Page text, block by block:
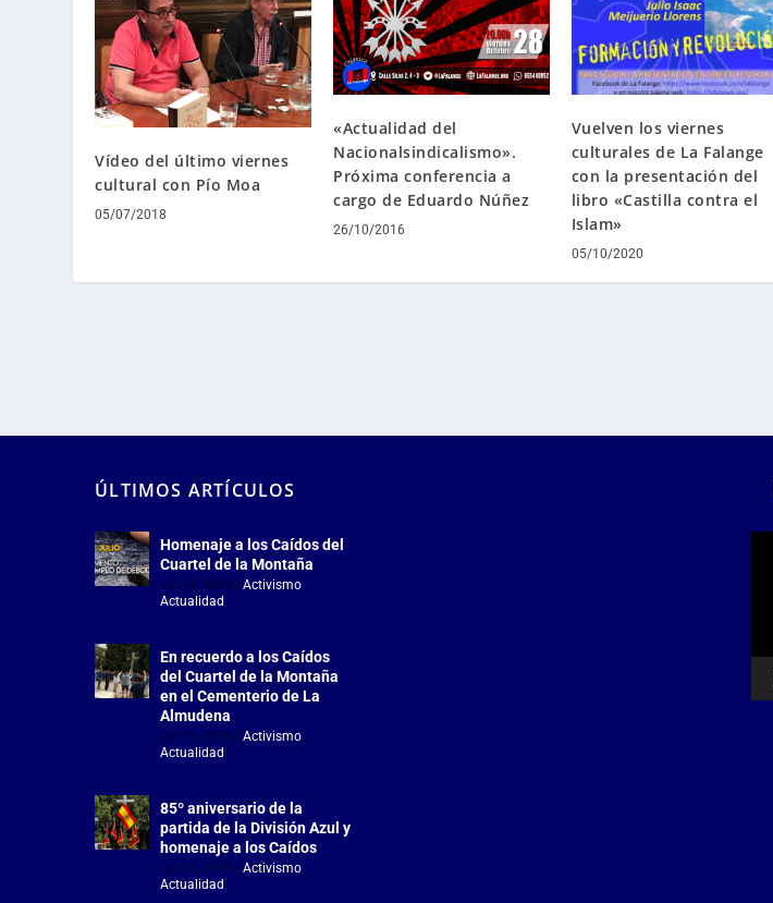
Vídeo del último viernes
cultural con Pío Moa
05/07/2018
«Actualidad del
Nacionalsindicalismo».
Próxima conferencia a
cargo de Eduardo Núñez
26/10/2016
Vuelven los viernes
culturales de La Falange
con la presentación del
libro «Castilla contra el
Islam»
05/10/2020
ÚLTIMOS ARTÍCULOS
Homenaje a los Caídos del
Cuartel de la Montaña
Jul 18, 2026 |Activismo,
Actualidad
En recuerdo a los Caídos
del Cuartel de la Montaña
en el Cementerio de La
Almudena
Jul 18, 2026 |Activismo,
Actualidad
85º aniversario de la
partida de la División Azul y
homenaje a los Caídos
Jul 15, 2026 |Activismo,
Actualidad